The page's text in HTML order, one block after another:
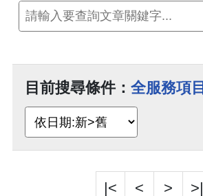
目前搜尋條件： 全服務項目
|< < > >|